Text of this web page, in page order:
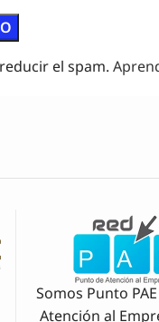
el spam.
Somos Punto
Atención al